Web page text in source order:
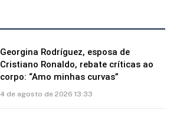
Georgina Rodríguez, esposa de
Cristiano Ronaldo, rebate críticas ao
corpo: “Amo minhas curvas”
4 de agosto de 2026 13:33